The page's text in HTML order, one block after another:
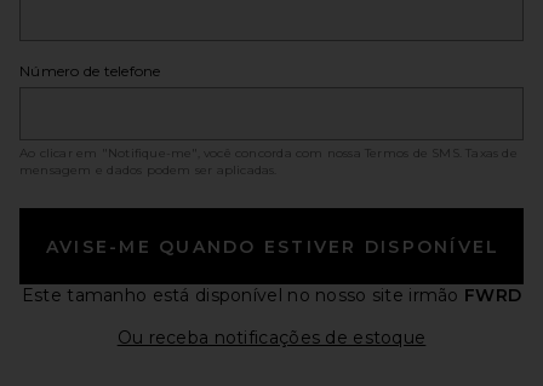
Número de telefone
Ao clicar em "Notifique-me", você concorda com nossa Termos de SMS
. Taxas de
mensagem e dados podem ser aplicadas.
AVISE-ME QUANDO ESTIVER DISPONÍVEL
Este tamanho está disponível no nosso site irmão FWRD
Ou receba notificações de estoque